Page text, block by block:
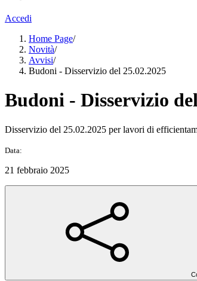
Accedi
Home Page/
Novità/
Avvisi/
Budoni - Disservizio del 25.02.2025
Budoni - Disservizio
Disservizio del 25.02.2025 per lavori di
Data:
21 febbraio 2025